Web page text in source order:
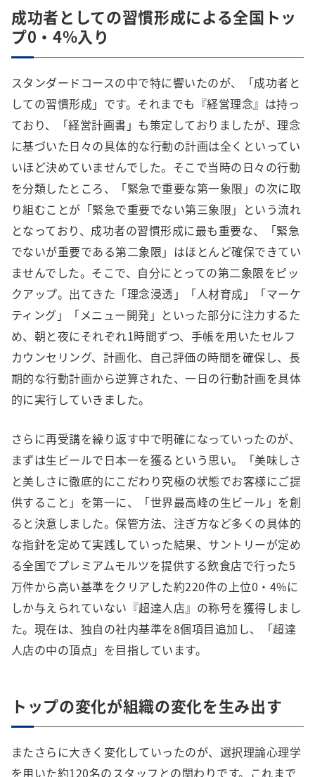
成功者としての習慣形成による全国トッ
プ0・4%入り
スタンダードコースの中で特に響いたのが、「成功者と
しての習慣形成」です。それまでも『経営理念』は持っ
ており、「経営計画書」も策定しておりましたが、理念
に基づいた日々の具体的な行動の計画は全くといってい
いほど決めていませんでした。そこで当時の日々の行動
を分類したところ、「緊急で重要な第一象限」の次に取
り組むことが「緊急で重要でない第三象限」という流れ
となっており、成功者の習慣形成に最も重要な、「緊急
でないが重要である第二象限」はほとんど確保できてい
ませんでした。そこで、自分にとっての第二象限をピッ
クアップ。出てきた「理念浸透」「人材育成」「マーケ
ティング」「メニュー開発」といった部分に注力するた
め、朝と夜にそれぞれ1時間ずつ、手帳を用いたセルフ
カウンセリング、計画化、自己評価の時間を確保し、長
期的な行動計画から逆算された、一日の行動計画を具体
的に実行していきました。
さらに再受講を繰り返す中で明確になっていったのが、
まずは生ビールで日本一を獲るという思い。「美味しさ
と美しさに徹底的にこだわり究極の状態でお客様にご提
供すること」を第一に、「世界最高峰の生ビール」を創
ると決意しました。保管方法、注ぎ方など多くの具体的
な指針を定めて実践していった結果、サントリーが定め
る全国でプレミアムモルツを提供する飲食店で行った5
万件から高い基準をクリアした約220件の上位0・4%に
しか与えられていない『超達人店』の称号を獲得しまし
た。現在は、独自の社内基準を8個項目追加し、「超達
人店の中の頂点」を目指しています。
トップの変化が組織の変化を生み出す
またさらに大きく変化していったのが、選択理論心理学
を用いた約120名のスタッフとの関わりです。これまで